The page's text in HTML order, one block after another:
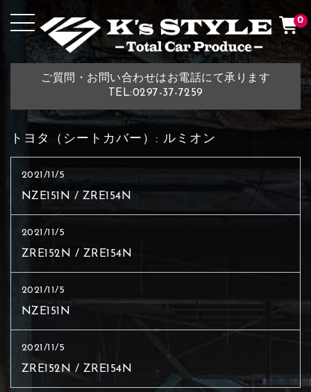
ご質問・お問い合わせはお電話にて承ります
TEL:0297-37-7259
0
トヨタ（シートカバー）: ルミオン
2021/11/5
NZE151N / ZRE154N
2021/11/5
ZRE152N / ZRE154N
2021/11/5
NZE151N
2021/11/5
ZRE152N / ZRE154N